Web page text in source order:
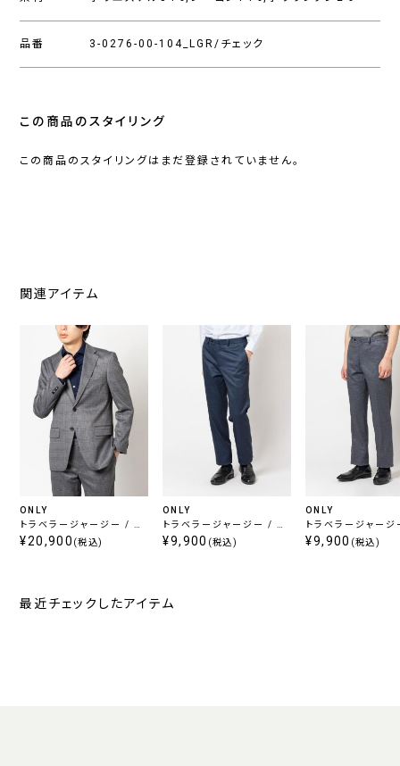
品番 3-0276-00-104_LGR/チェック
この商品のスタイリング
この商品のスタイリングはまだ登録されていません。
関連アイテム
ONLY
トラベラージャージー / セ
ットアップジャケット ライト
¥20,900 (税込)
ONLY
トラベラージャージー / セ
ットアップパンツ ネイビー
¥9,900 (税込)
ONLY
トラベラージャー
ットアップパンツ グ
¥9,900 (税込)
最近チェックしたアイテム